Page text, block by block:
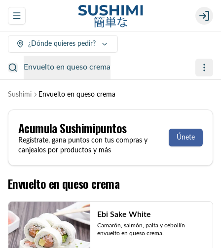
Abrir menu de navegación Login
¿Dónde quieres pedir?
Envuelto en queso crema
Sushimi Envuelto en queso crema
AcumulaSushimipuntos
Regístrate, gana puntos con tus compras y
canjealos por productos y más
Únete
Envuelto en queso crema
Ebi Sake White
Camarón, salmón, palta y cebollín
envuelto en queso crema.